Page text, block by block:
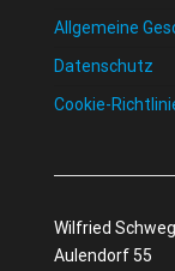
Allgemeine
Datenschutz
Cookie-
Wilfried
Aulendorf 55